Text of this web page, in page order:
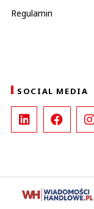
Regulamin
SOCIAL MEDIA